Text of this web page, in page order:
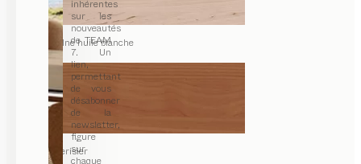
inhérentes
sur les
nouveautés
de TEAM
7. Un
lien,
permettant
de vous
désabonner
de la
newsletter,
figure
sur
chaque
aulne huile blanche
merisier